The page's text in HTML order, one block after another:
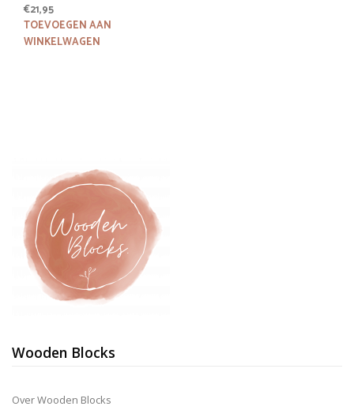
€21,95
TOEVOEGEN AAN
WINKELWAGEN
Wooden Blocks
Over Wooden Blocks